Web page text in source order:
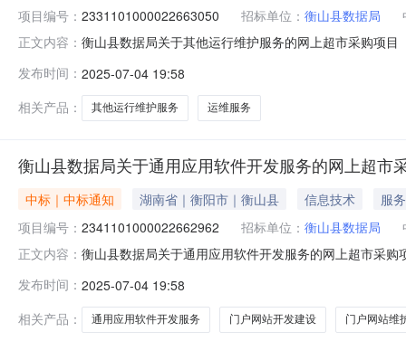
项目编号： 2331101000022663050 招标单位： 衡山县数据局
正文内容： 衡山县数据局关于其他运行维护服务的网上超市采购项
在行政区划名称:湖南省衡阳市衡山县报价起止时间:-二
发布时间： 2025-07-04 19:58
相关产品：
其他运行维护服务 运维服务
衡山县数据局关于通用应用软件开发服务的网上超市
中标｜中标通知 湖南省｜衡阳市｜衡山县 信息技术
服务
项目编号： 2341101000022662962 招标单位： 衡山县数据局
正文内容： 衡山县数据局关于通用应用软件开发服务的网上超市采
码:430423项目所在行政区划名称:湖南省衡阳市衡山县
发布时间： 2025-07-04 19:58
相关产品：
通用应用软件开发服务 门户网站开发建设 门户网站维